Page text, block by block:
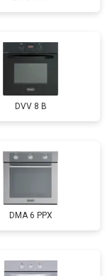
DVV 8 B
DMA 6 PPX